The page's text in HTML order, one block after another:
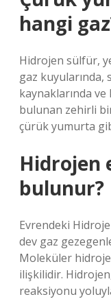
hangi
Hidrojen sülfür,
gaz kuyularında,
kaynaklarında
bulunan zehirli bir
çürük yumurta
Hidrojen
bulunur?
Evrendeki
dev gaz
Moleküler
ilişkilidir.
reaksiyonu